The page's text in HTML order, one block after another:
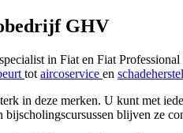
GHV
in Fiat en Fiat
tot aircoservice en schadeherstel
in deze merken. U kunt met
blijven ze